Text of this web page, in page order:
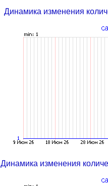
Динамика изменения
Динамика изменения